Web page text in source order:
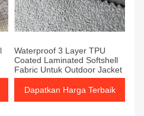
Waterproof 3 Layer TPU
Coated Laminated Softshell
Fabric Untuk Outdoor Jacket
Dapatkan Harga Terbaik